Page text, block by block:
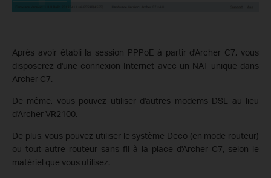
Après avoir établi la session PPPoE à partir d'Archer C7, vous
disposerez d'une connexion Internet avec un NAT unique dans
Archer C7.
De même, vous pouvez utiliser d'autres modems DSL au lieu
d'Archer VR2100.
De plus, vous pouvez utiliser le système Deco (en mode routeur)
ou tout autre routeur sans fil à la place d'Archer C7, selon le
matériel que vous utilisez.